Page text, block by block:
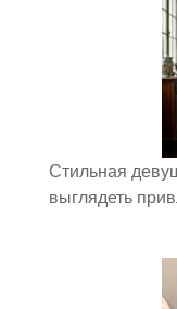
Стильная
выглядеть